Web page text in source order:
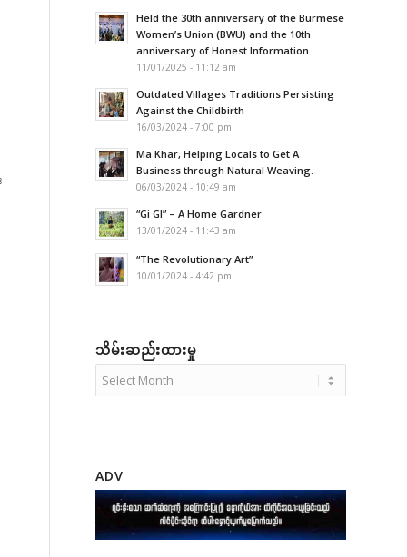
Held the 30th anniversary of the Burmese
Women’s Union (BWU) and the 10th
anniversary of Honest Information
11/01/2025 - 11:12 am
Outdated Villages Traditions Persisting
Against the Childbirth
16/03/2024 - 7:00 pm
Ma Khar, Helping Locals to Get A
Business through Natural Weaving.
06/03/2024 - 10:49 am
“Gi GI” – A Home Gardner
13/01/2024 - 11:43 am
“The Revolutionary Art”
10/01/2024 - 4:42 pm
သိမ်းဆည်းထားမှု
ADV